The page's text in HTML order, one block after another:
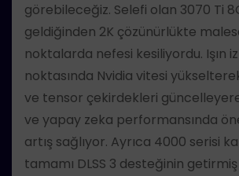
görebileceğiz. Selefi olan 3070 Ti
geldiğinden 2K çözünürlükte
noktalarda nefesi kesiliyordu. Işın
noktasında Nvidia vitesi
ve tensor çekirdekleri
ve yapay zeka performansında
artış sağlıyor. Ayrıca 4000 serisi
tamamı DLSS 3 desteğinin